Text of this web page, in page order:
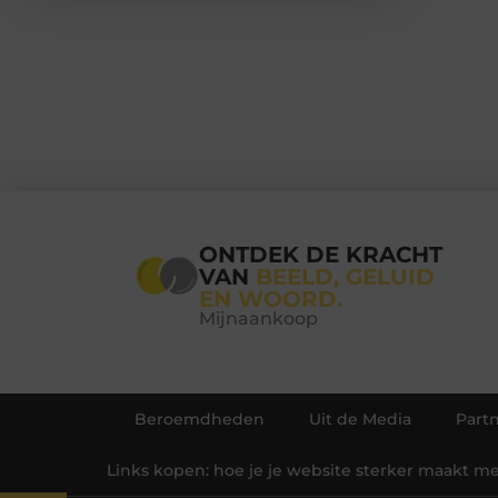
ONTDEK DE KRACHT
VAN BEELD, GELUID
EN WOORD.
Mijnaankoop
Beroemdheden Uit de Media
Links kopen: hoe je je website sterker maakt